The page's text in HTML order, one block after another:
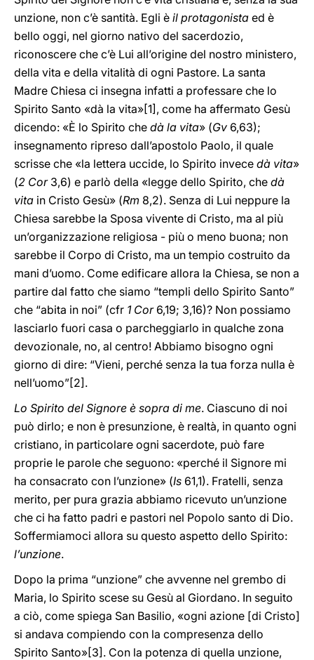
unzione, non c’è santità. Egli è il protagonista ed è
bello oggi, nel giorno nativo del sacerdozio,
riconoscere che c’è Lui all’origine del nostro ministero,
della vita e della vitalità di ogni Pastore. La santa
Madre Chiesa ci insegna infatti a professare che lo
Spirito Santo «dà la vita»[1], come ha affermato Gesù
dicendo: «È lo Spirito che dà la vita» (Gv 6,63);
insegnamento ripreso dall’apostolo Paolo, il quale
scrisse che «la lettera uccide, lo Spirito invece dà vita»
(2 Cor3,6) e parlò della «legge dello Spirito, che dà
vita in Cristo Gesù» (Rm 8,2). Senza di Lui neppure la
Chiesa sarebbe la Sposa vivente di Cristo, ma al più
un’organizzazione religiosa - più o meno buona; non
sarebbe il Corpo di Cristo, ma un tempio costruito da
mani d’uomo. Come edificare allora la Chiesa, se non a
partire dal fatto che siamo “templi dello Spirito Santo”
che “abita in noi” (cfr 1 Cor6,19; 3,16)? Non possiamo
lasciarlo fuori casa o parcheggiarlo in qualche zona
devozionale, no, al centro! Abbiamo bisogno ogni
giorno di dire: “Vieni, perché senza la tua forza nulla è
nell’uomo”[2].
Lo Spirito del Signore è sopra di me. Ciascuno di noi
può dirlo; e non è presunzione, è realtà, in quanto ogni
cristiano, in particolare ogni sacerdote, può fare
proprie le parole che seguono: «perché il Signore mi
ha consacrato con l’unzione» (Is 61,1). Fratelli, senza
merito, per pura grazia abbiamo ricevuto un’unzione
che ci ha fatto padri e pastori nel Popolo santo di Dio.
Soffermiamoci allora su questo aspetto dello Spirito:
l’unzione.
Dopo la prima “unzione” che avvenne nel grembo di
Maria, lo Spirito scese su Gesù al Giordano. In seguito
a ciò, come spiega San Basilio, «ogni azione [di Cristo]
si andava compiendo con la compresenza dello
Spirito Santo»[3]. Con la potenza di quella unzione,